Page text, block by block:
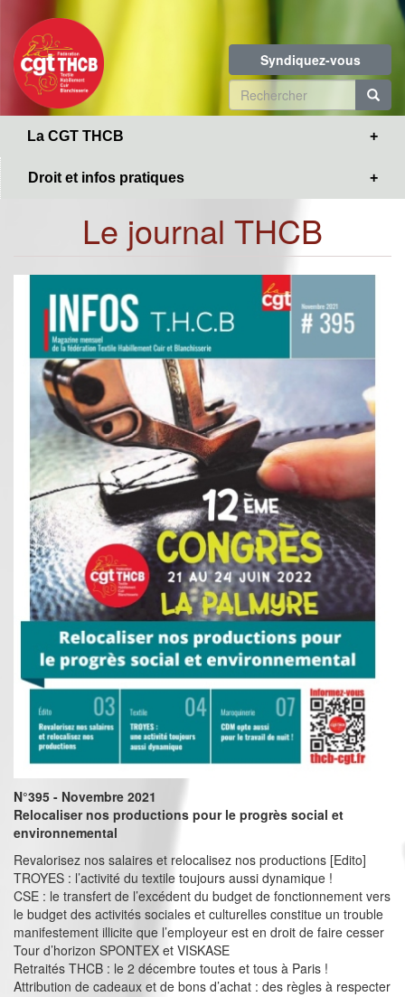
contenu
principal
Syndiquez-vous
Formulaire
de
La CGT THCB
Droit et infos pratiques
Le journal THCB
N°395 - Novembre 2021
Relocaliser nos productions pour le progrès social et
environnemental
Revalorisez nos salaires et relocalisez nos productions [Edito]
TROYES : l’activité du textile toujours aussi dynamique !
CSE : le transfert de l’excédent du budget de fonctionnement vers
le budget des activités sociales et culturelles constitue un trouble
manifestement illicite que l’employeur est en droit de faire cesser
Tour d’horizon SPONTEX et VISKASE
Retraités THCB : le 2 décembre toutes et tous à Paris !
Attribution de cadeaux et de bons d’achat : des règles à respecter